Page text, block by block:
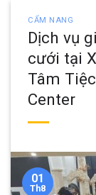
CẨM NANG
Dịch vụ
cưới tại
Tâm
Center
01
Th8